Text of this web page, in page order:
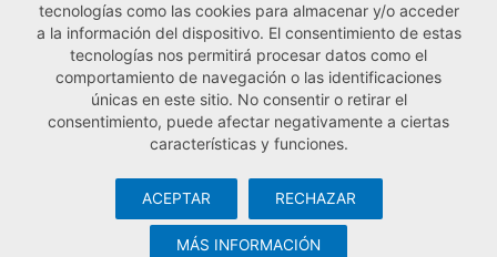
← Noticia anterior Noticia siguiente →
© Observatorio Español de la Economía Social y del Trabajo
Aviso legal y política de privacidad
cookies· Desarrollo web:Visualco
tecnologías como las cookies para almacenar y/o acceder
a la información del dispositivo. El consentimiento de estas
tecnologías nos permitirá procesar datos como el
comportamiento de navegación o las identificaciones
únicas en este sitio. No consentir o retirar el
consentimiento, puede afectar negativamente a ciertas
características y funciones.
ACEPTAR RECHAZAR
MÁS INFORMACIÓN